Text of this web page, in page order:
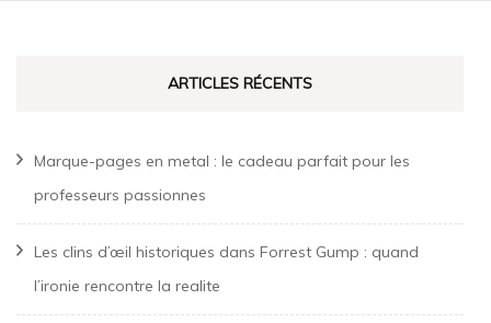
ARTICLES RÉCENTS
Marque-pages en metal : le cadeau parfait pour les
professeurs passionnes
Les clins d’œil historiques dans Forrest Gump : quand
l’ironie rencontre la realite